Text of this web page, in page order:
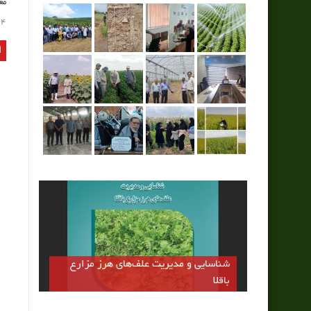
4
شناسایی و مدیریت علف‌های هرز مزارع
باقلا